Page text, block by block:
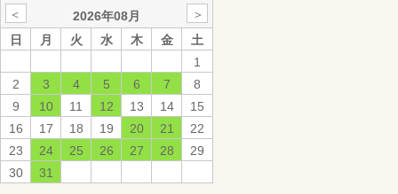
＜ 2026年08月
＞
日
月 火 水 木 金
土
1
2
3 4 5 6 7
8
9
10 11 12 13 14
15
16
17 18 19 20 21
22
23
24 25 26 27 28
29
30
31